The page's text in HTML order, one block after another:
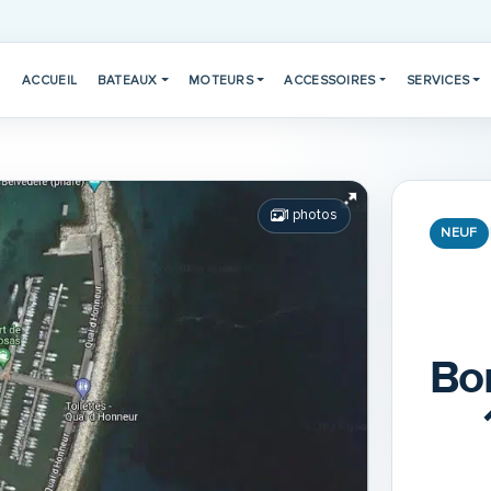
ACCUEIL BATEAUX MOTEURS ACCESSOIRES SERVICES
1 photos
NEUF